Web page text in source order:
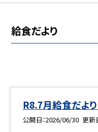
給食だより
R8.7月給食だより
公開日 2026/06/30 更新